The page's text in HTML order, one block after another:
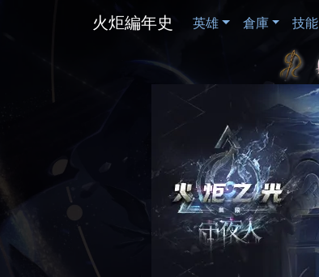
火炬編年史 英雄 倉庫 技能